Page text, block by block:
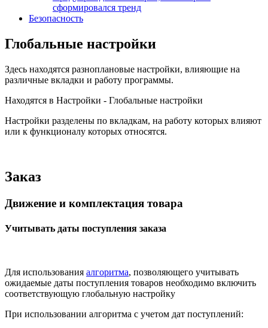
сформировался тренд
Безопасность
Глобальные настройки
Здесь находятся разноплановые настройки, влияющие на
различные вкладки и работу программы.
Находятся в Настройки - Глобальные настройки
Настройки разделены по вкладкам, на работу которых влияют
или к функционалу которых относятся.
Заказ
Движение и комплектация товара
Учитывать даты поступления заказа
Для использования алгоритма, позволяющего учитывать
ожидаемые даты поступления товаров необходимо включить
соответствующую глобальную настройку
При использовании алгоритма с учетом дат поступлений: